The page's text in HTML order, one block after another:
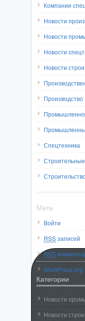
Компании
Новости
Новости
Новости
Новости
Производство
Спецтехника
Мета
Войти
RSSзаписей
RSS
WordPress.org
Категории
Новости
Новости